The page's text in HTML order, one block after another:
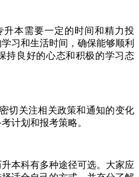
本需要一定的时间和精力投
习和生活时间，确保能够顺利
持良好的心态和积极的学习态
关注相关政策和通知的变化
计划和报考策略。
科有多种途径可选。大家应